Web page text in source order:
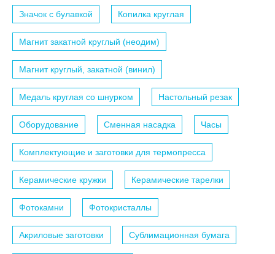
Значок с булавкой Копилка круглая
Магнит закатной круглый (неодим)
Магнит круглый, закатной (винил)
Медаль круглая со шнурком Настольный резак
Оборудование Сменная насадка Часы
Комплектующие и заготовки для термопресса
Керамические кружки Керамические тарелки
Фотокамни Фотокристаллы
Акриловые заготовки Сублимационная бумага